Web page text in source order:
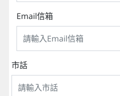
Email信箱
市話